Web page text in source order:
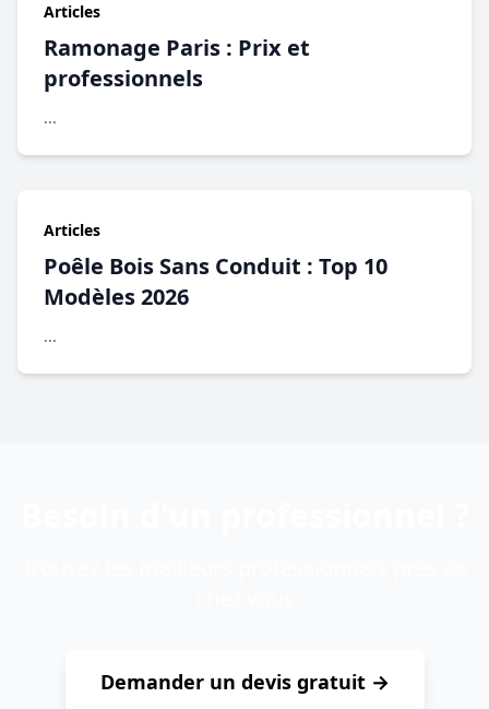
Articles
Ramonage Paris : Prix et
professionnels
...
Articles
Poêle Bois Sans Conduit : Top 10
Modèles 2026
...
Demander un devis gratuit →